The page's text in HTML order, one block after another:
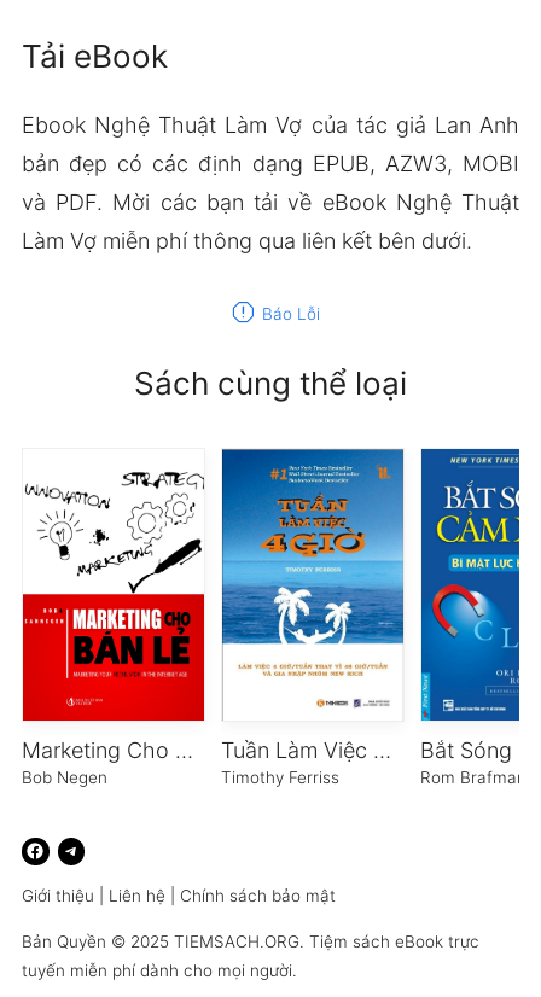
Tải eBook
Ebook Nghệ Thuật Làm Vợ của tác giả Lan Anh
bản đẹp có các định dạng EPUB, AZW3, MOBI
và PDF. Mời các bạn tải về eBook Nghệ Thuật
Làm Vợ miễn phí thông qua liên kết bên dưới.
report Báo Lỗi
Sách cùng thể loại
Marketing Cho Bán Lẻ
Bob Negen
Tuần Làm Việc 4 Giờ
Timothy Ferriss Rom Brafman
Giới thiệu Liên hệ Chính sách bảo mật
Bản Quyền © 2025 TIEMSACH.ORG. Tiệm sách eBook trực
tuyến miễn phí dành cho mọi người.